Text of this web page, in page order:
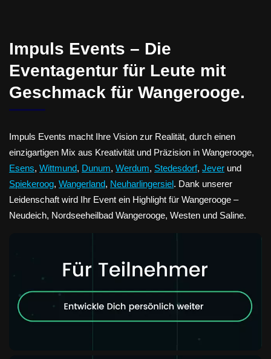
Impuls Events – Die
Eventagentur für Leute mit
Geschmack für Wangerooge.
Impuls Events macht Ihre Vision zur Realität, durch einen
einzigartigen Mix aus Kreativität und Präzision in Wangerooge,
Esens, Wittmund, Dunum, Werdum, Stedesdorf, Jever und
Spiekeroog, Wangerland, Neuharlingersiel. Dank unserer
Leidenschaft wird Ihr Event ein Highlight für Wangerooge –
Neudeich, Nordseeheilbad Wangerooge, Westen und Saline.